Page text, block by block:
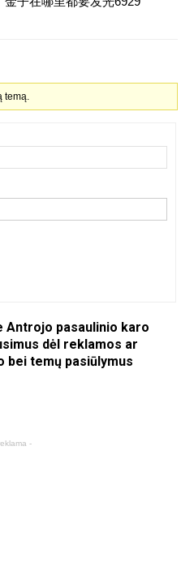
temą.
Antrojo pasaulinio karo
dėl reklamos ar
bei temų pasiūlymus
-